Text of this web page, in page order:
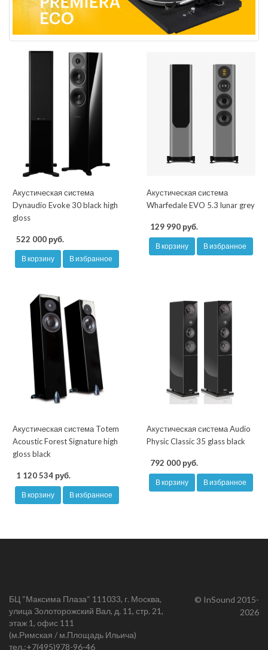
Акустическая система
Dynaudio Evoke 30 black high
gloss
522 000 руб.
В корзину В избранное
Акустическая система
Wharfedale EVO 5.3 lunar grey
129 990 руб.
В корзину В избранное
Акустическая система Totem
Acoustic Forest Signature high
gloss black
1 120 534 руб.
В корзину В избранное
Акустическая система Audio
Physic Classic 35 glass black
792 000 руб.
В корзину В избранное
БЦ “Максима Плаза“ 111033, г. Москва,
улица Золоторожский Вал, д. 11, стр. 21,
этаж 1, офис 111
(м.Римская / м.Площадь Ильича)
тел.:+7(495)978-96-46
© InSound 2015-
2026